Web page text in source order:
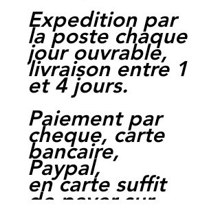
Expedition par
la poste chaque
jour ouvrable,
livraison entre 1
et 4 jours.
Paiement par
cheque, carte
bancaire,
Paypal,
en carte suffit
de payer sur